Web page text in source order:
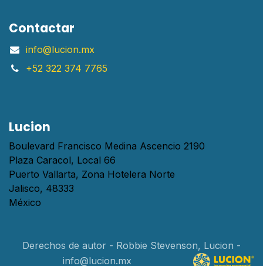
Contactar
info@lucion.mx
+52 322 374 7765
Lucion
Boulevard Francisco Medina Ascencio 2190
Plaza Caracol, Local 66
Puerto Vallarta, Zona Hotelera Norte
Jalisco, 48333
México
Derechos de autor - Robbie Stevenson, Lucion -
info@lucion.mx